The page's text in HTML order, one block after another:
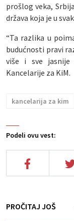
Podeli ovu vest:
prošlog veka,
država koja je u
“Ta razlika u
budućnosti pravi
više i sve
Kancelarije za KiM.
kancelarija za kim
PROČITAJ JOŠ